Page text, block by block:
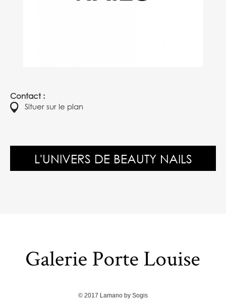
Contact :
Situer sur le plan
L'UNIVERS DE BEAUTY NAILS
© 2017 Lamano by Sogis